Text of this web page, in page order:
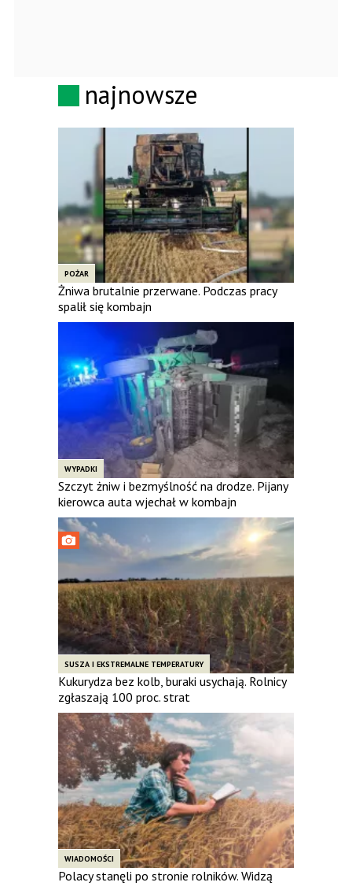
najnowsze
POŻAR
Żniwa brutalnie przerwane. Podczas pracy
spalił się kombajn
WYPADKI
Szczyt żniw i bezmyślność na drodze. Pijany
kierowca auta wjechał w kombajn
SUSZA I EKSTREMALNE TEMPERATURY
Kukurydza bez kolb, buraki usychają. Rolnicy
zgłaszają 100 proc. strat
WIADOMOŚCI
Polacy stanęli po stronie rolników. Widzą